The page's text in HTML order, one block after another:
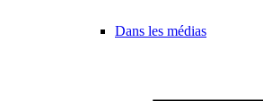
Dans les médias